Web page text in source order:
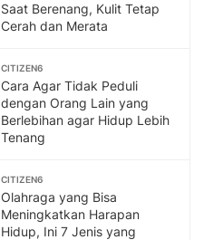
Saat Berenang, Kulit Tetap
Cerah dan Merata
CITIZEN6
Cara Agar Tidak Peduli
dengan Orang Lain yang
Berlebihan agar Hidup Lebih
Tenang
CITIZEN6
Olahraga yang Bisa
Meningkatkan Harapan
Hidup, Ini 7 Jenis yang